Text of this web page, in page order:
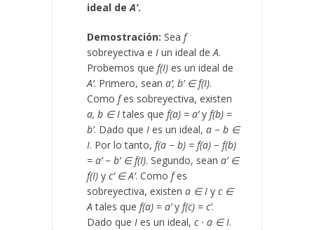
ideal deA’.
Demostración: Sea f
sobreyectiva e I un ideal deA.
Probemos que f(I) es un ideal de
A’. Primero, sean a’, b’ ∈ f(I).
Como fes sobreyectiva, existen
a, b ∈ Itales que f(a) = a’y f(b) =
b’. Dado que I es un ideal, a − b ∈
I. Por lo tanto, f(a − b) = f(a) − f(b)
= a’ − b’ ∈ f(I). Segundo, sean a’ ∈
f(I) y c’ ∈ A’. Como fes
sobreyectiva, existen a ∈ I y c ∈
A tales que f(a) = a’y f(c) = c’.
Dado que I es un ideal, c · a ∈ I.